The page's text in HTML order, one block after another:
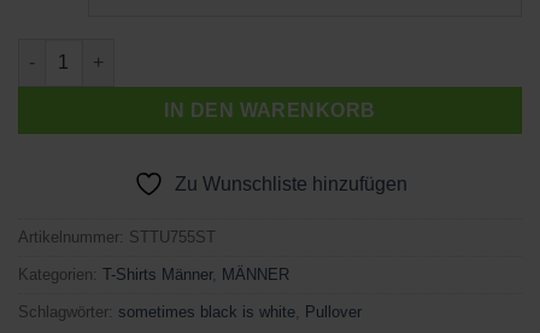
SOMETIMES BLACK IS WHITE Menge
IN DEN WARENKORB
Zu Wunschliste hinzufügen
Artikelnummer: STTU755ST
Kategorien: T-Shirts Männer, MÄNNER
Schlagwörter: sometimes black is white Pullover